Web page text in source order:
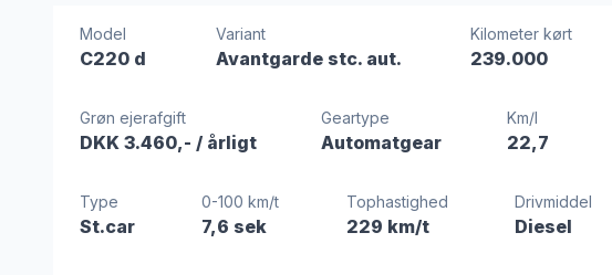
Model
C220 d
Variant
Avantgarde stc. aut.
Kilometer kørt
239.000
Grøn ejerafgift
DKK 3.460,- / årligt
Geartype
Automatgear
Km/l
22,7
Type
St.car
0-100 km/t
7,6 sek
Tophastighed
229 km/t
Drivmiddel
Diesel